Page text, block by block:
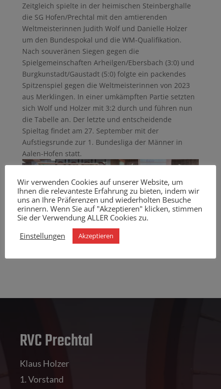
Zeitgleich spielte in der heimischen Steinberghalle
die SG Hofen/Prechtal mit den amtierenden
Weltmeisterinnen Judith Wolf und Danielle Holzer
um den Bundespokal und die WM-Qualifikation.
Nach souveränen Siegen gegen die
Spielgemeinschaften Arheilgen/Ebersbach (3:0) und
Burgkunstadt/Gaustadt (5:0) folgte ein packendes
Spitzenspiel gegen die Weltmeisterinnen von 2023
aus Merklingen. In einer umkämpften Partie setzten
sich Wolf und Holzer mit 3:2 durch und führen nun
die Tabelle an. Der letzte und entscheidende
Spieltag findet am 27. September mit der
Aufstiegsrunde zur 1. Bundesliga der Männer in
Aalen-Hofen statt.
RVC Prechtal
Klaus Holzer
1. Vorstand
Wir verwenden Cookies auf unserer Website, um
Ihnen die relevanteste Erfahrung zu bieten, indem wir
uns an Ihre Präferenzen und wiederholten Besuche
erinnern. Wenn Sie auf "Akzeptieren" klicken, stimmen
Sie der Verwendung ALLER Cookies zu.
Einstellungen
Akzeptieren